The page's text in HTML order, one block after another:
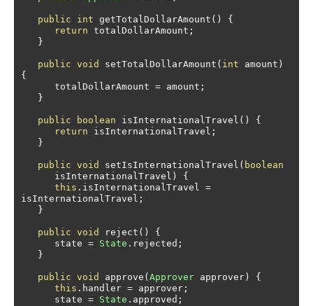
public int getTotalDollarAmount ()
{
return totalDollarAmount ;
}
public void setTotalDollarAmount ( int amount )
{
      totalDollarAmount
= amount ;
}
public boolean isInternationalTravel ()
{
return isInternationalTravel ;
}
public void setIsInternationalTravel ( boolean
      isInternationalTravel
)
{
this . isInternationalTravel =
isInternationalTravel ;
}
public void reject ()
{
      state
= State . rejected ;
}
public void approve ( Approver approver )
{
this . handler = approver ;
      state
= State . approved ;